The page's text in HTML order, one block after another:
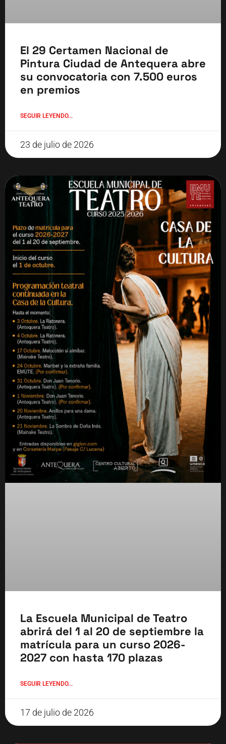
El 29 Certamen Nacional de
Pintura Ciudad de Antequera abre
su convocatoria con 7.500 euros
en premios
SEGUIR LEYENDO...
23 de julio de 2026
La Escuela Municipal de Teatro
abrirá del 1 al 20 de septiembre la
matrícula para un curso 2026-
2027 con hasta 170 plazas
SEGUIR LEYENDO...
17 de julio de 2026